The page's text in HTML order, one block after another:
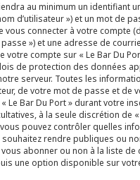
au minimum un identifiant
d’utilisateur ») et un mot de
vous connecter à votre compte
») et une adresse de
votre compte sur « Le Bar Du
de protection des données
serveur. Toutes les
de votre mot de passe et de
Le Bar Du Port » durant votre
à la seule discrétion de «
pouvez contrôler quelles
rendre publiques ou
abonner ou non à la liste de
une option disponible sur